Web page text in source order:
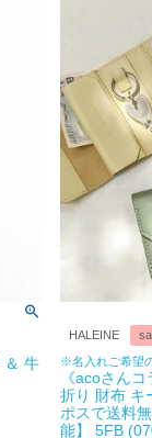
＆ 牛
HALEINE
※名入れご希望
《acoさん
折り 財布 キ
ポスで送料
能】 5FB